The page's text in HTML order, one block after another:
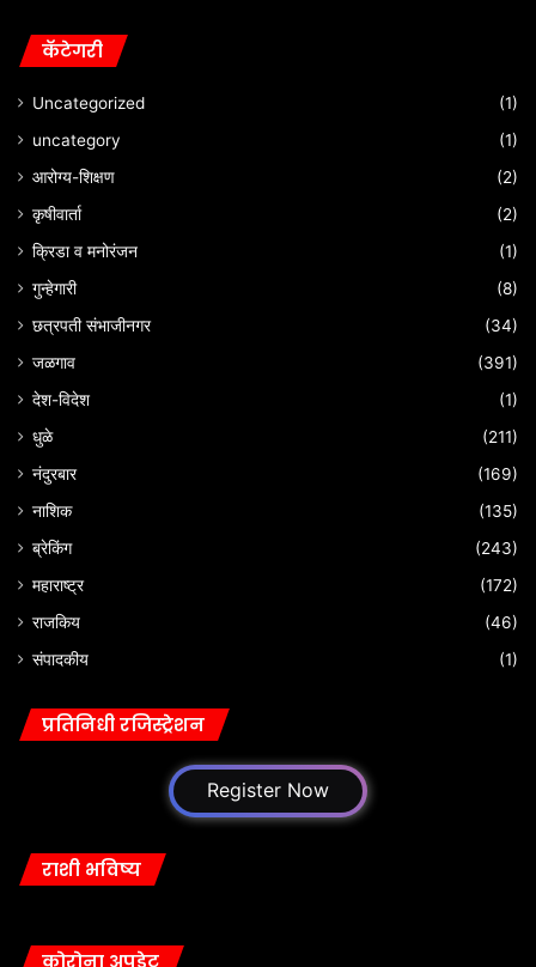
कॅटेगरी
Uncategorized
(1)
uncategory
(1)
आरोग्य-शिक्षण
(2)
कृषीवार्ता
(2)
क्रिडा व मनोरंजन
(1)
गुन्हेगारी
(8)
छत्रपती संभाजीनगर
(34)
जळगाव
(391)
देश-विदेश
(1)
धुळे
(211)
नंदुरबार
(169)
नाशिक
(135)
ब्रेकिंग
(243)
महाराष्ट्र
(172)
राजकिय
(46)
संपादकीय
(1)
प्रतिनिधी रजिस्ट्रेशन
Register Now
राशी भविष्य
कोरोना अपडेट